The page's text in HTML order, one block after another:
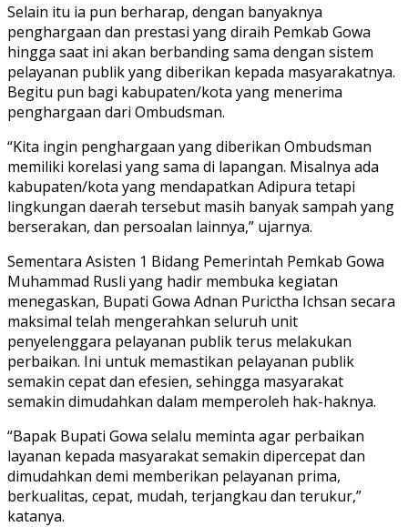
Selain itu ia pun berharap, dengan banyaknya
penghargaan dan prestasi yang diraih Pemkab Gowa
hingga saat ini akan berbanding sama dengan sistem
pelayanan publik yang diberikan kepada masyarakatnya.
Begitu pun bagi kabupaten/kota yang menerima
penghargaan dari Ombudsman.
“Kita ingin penghargaan yang diberikan Ombudsman
memiliki korelasi yang sama di lapangan. Misalnya ada
kabupaten/kota yang mendapatkan Adipura tetapi
lingkungan daerah tersebut masih banyak sampah yang
berserakan, dan persoalan lainnya,” ujarnya.
Sementara Asisten 1 Bidang Pemerintah Pemkab Gowa
Muhammad Rusli yang hadir membuka kegiatan
menegaskan, Bupati Gowa Adnan Purictha Ichsan secara
maksimal telah mengerahkan seluruh unit
penyelenggara pelayanan publik terus melakukan
perbaikan. Ini untuk memastikan pelayanan publik
semakin cepat dan efesien, sehingga masyarakat
semakin dimudahkan dalam memperoleh hak-haknya.
“Bapak Bupati Gowa selalu meminta agar perbaikan
layanan kepada masyarakat semakin dipercepat dan
dimudahkan demi memberikan pelayanan prima,
berkualitas, cepat, mudah, terjangkau dan terukur,”
katanya.